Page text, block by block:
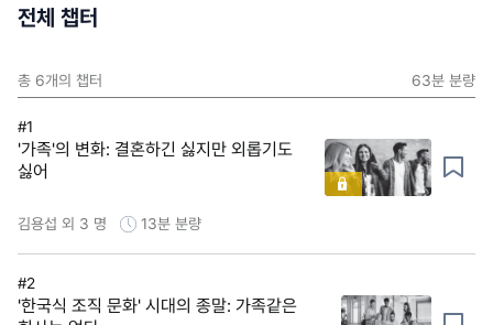
전체 챕터
총 6개의 챕터 63분 분량
#1
'가족'의 변화: 결혼하긴 싫지만 외롭기도
싫어
김용섭 외 3 명 13분 분량
#2
'한국식 조직 문화' 시대의 종말: 가족같은